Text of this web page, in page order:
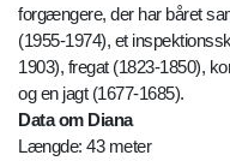
forgængere, der har båret
(1955-1974), et
1903), fregat (1823-1850),
og en jagt (1677-1685).
Data om Diana
Længde: 43 meter